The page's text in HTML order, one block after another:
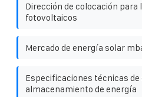
Dirección de colocación
fotovoltaicos
Mercado de energía solar
Especificaciones técnicas de
almacenamiento de energía